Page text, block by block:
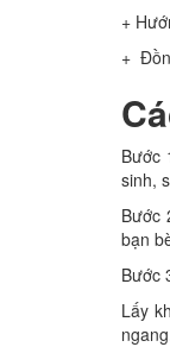
+
+
Bước
sinh,
Bước
bạn
Bước
Lấy